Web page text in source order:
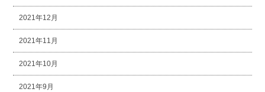
2021年12月
2021年11月
2021年10月
2021年9月